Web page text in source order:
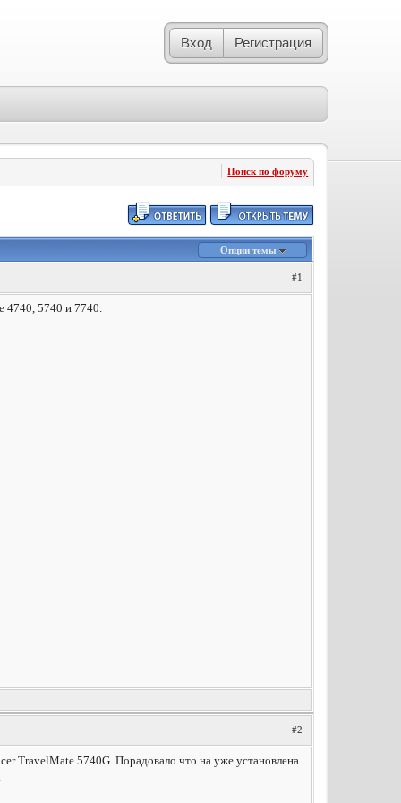
Вход Регистрация
Поиск по форуму
Опции темы
#1
4740, 5740 и 7740.
#2
TravelMate 5740G. Порадовало что на уже установлена